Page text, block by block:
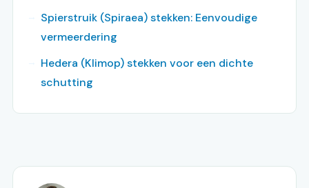
Spierstruik (Spiraea) stekken: Eenvoudige
vermeerdering
Hedera (Klimop) stekken voor een dichte
schutting